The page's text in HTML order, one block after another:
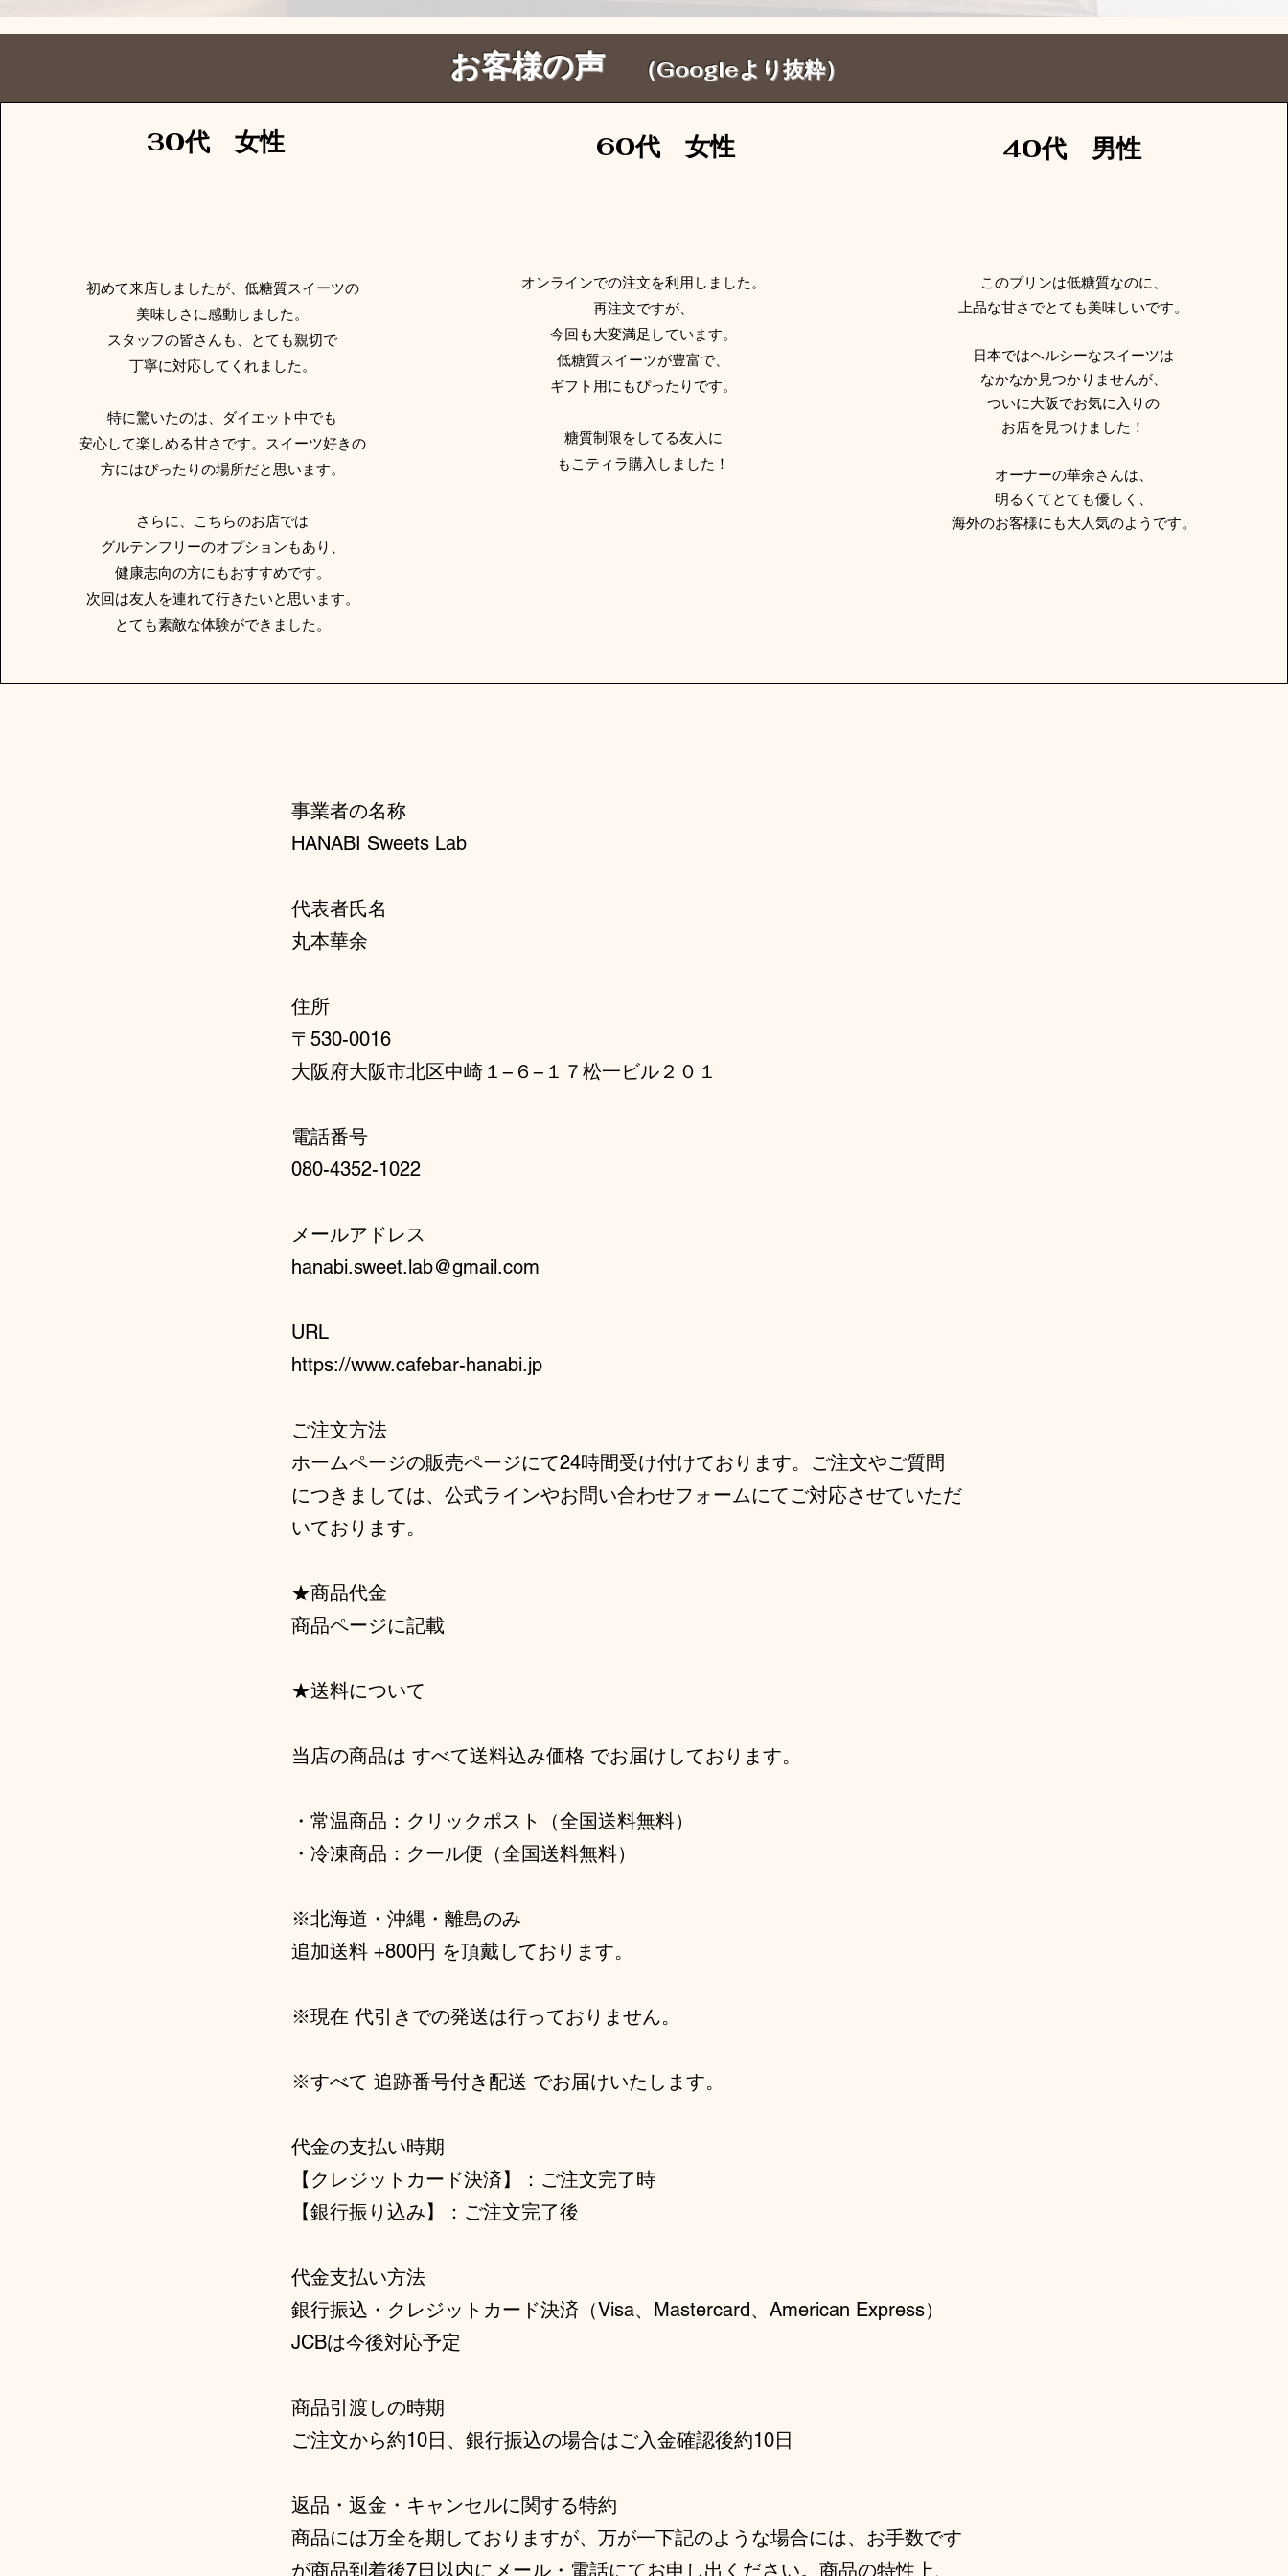
​お客様の声 （Googleより抜粋）
​30代 女性
初めて来店しましたが、低糖質スイーツの
美味しさに感動しました。
スタッフの皆さんも、とても親切で
丁寧に対応してくれました。
特に驚いたのは、ダイエット中でも
安心して楽しめる甘さです。スイーツ好きの
方にはぴったりの場所だと思います。
さらに、こちらのお店では
グルテンフリーのオプションもあり、
健康志向の方にもおすすめです。
次回は友人を連れて行きたいと思います。
とても素敵な体験ができました。
​60代 女性
オンラインでの注文を利用しました。
再注文ですが、
今回も大変満足しています。
低糖質スイーツが豊富で、
ギフト用にもぴったりです。
糖質制限をしてる友人に
もこティラ購入しました！
​40代 男性
このプリンは低糖質なのに、
上品な甘さでとても美味しいです。
日本ではヘルシーなスイーツは
なかなか見つかりませんが、
ついに大阪でお気に入りの
お店を見つけました！
オーナーの華余さんは、
明るくてとても優しく、
海外のお客様にも大人気のようです。
事業者の名称
HANABI Sweets Lab
代表者氏名
丸本華余
住所
〒530-0016
大阪府大阪市北区中崎１−６−１７松一ビル２０１
電話番号
080-4352-1022
メールアドレス
hanabi.sweet.lab@gmail.com
URL
https://www.cafebar-hanabi.jp
ご注文方法
ホームページの販売ページにて24時間受け付けております。ご注文やご質問
につきましては、公式ラインやお問い合わせフォームにてご対応させていただ
いております。
★商品代金
商品ページに記載
★送料について
当店の商品は すべて送料込み価格 でお届けしております。
・常温商品：クリックポスト（全国送料無料）
・冷凍商品：クール便（全国送料無料）
※北海道・沖縄・離島のみ
追加送料 +800円 を頂戴しております。
※現在 代引きでの発送は行っておりません。
※すべて 追跡番号付き配送 でお届けいたします。
代金の支払い時期
【クレジットカード決済】：ご注文完了時
【銀行振り込み】：ご注文完了後
代金支払い方法
銀行振込・クレジットカード決済（Visa、Mastercard、American Express）
JCBは今後対応予定
商品引渡しの時期
ご注文から約10日、銀行振込の場合はご入金確認後約10日
返品・返金・キャンセルに関する特約
商品には万全を期しておりますが、万が一下記のような場合には、お手数です
が商品到着後7日以内にメール・電話にてお申し出ください。商品の特性上、